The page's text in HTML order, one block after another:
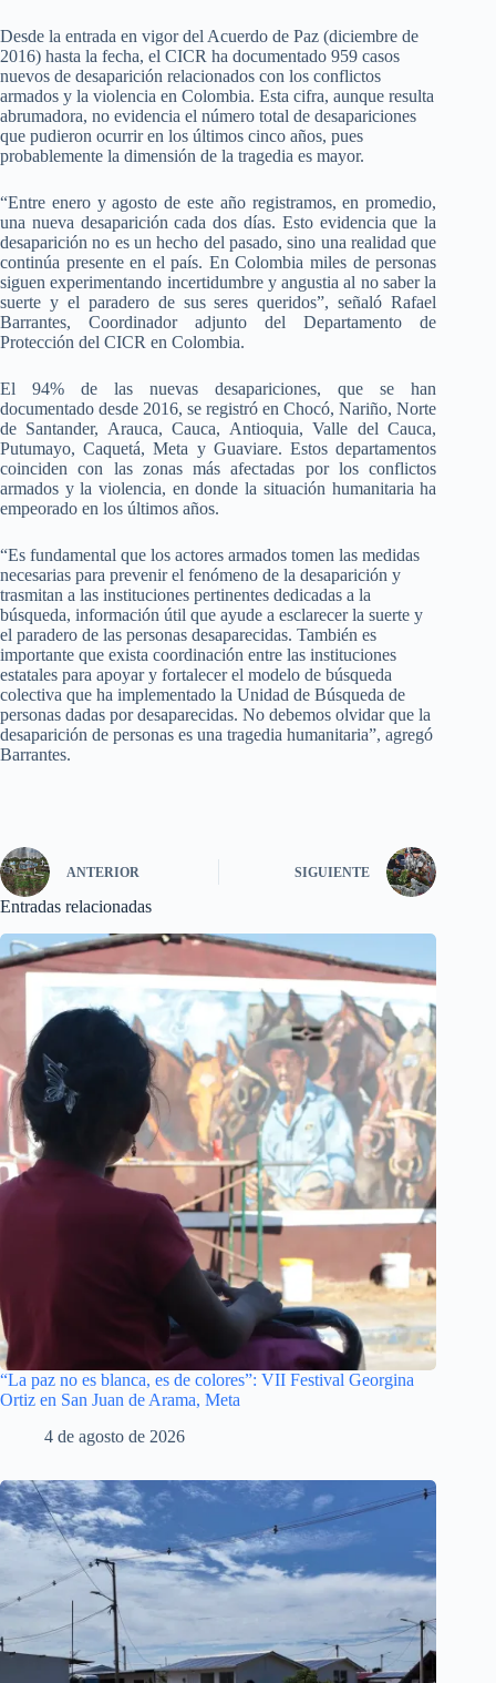
Desde la entrada en vigor del Acuerdo de Paz (diciembre de
2016) hasta la fecha, el CICR ha documentado 959 casos
nuevos de desaparición relacionados con los conflictos
armados y la violencia en Colombia. Esta cifra, aunque resulta
abrumadora, no evidencia el número total de desapariciones
que pudieron ocurrir en los últimos cinco años, pues
probablemente la dimensión de la tragedia es mayor.
“Entre enero y agosto de este año registramos, en promedio,
una nueva desaparición cada dos días. Esto evidencia que la
desaparición no es un hecho del pasado, sino una realidad que
continúa presente en el país. En Colombia miles de personas
siguen experimentando incertidumbre y angustia al no saber la
suerte y el paradero de sus seres queridos”, señaló Rafael
Barrantes, Coordinador adjunto del Departamento de
Protección del CICR en Colombia.
El 94% de las nuevas desapariciones, que se han
documentado desde 2016, se registró en Chocó, Nariño, Norte
de Santander, Arauca, Cauca, Antioquia, Valle del Cauca,
Putumayo, Caquetá, Meta y Guaviare. Estos departamentos
coinciden con las zonas más afectadas por los conflictos
armados y la violencia, en donde la situación humanitaria ha
empeorado en los últimos años.
“Es fundamental que los actores armados tomen las medidas
necesarias para prevenir el fenómeno de la desaparición y
trasmitan a las instituciones pertinentes dedicadas a la
búsqueda, información útil que ayude a esclarecer la suerte y
el paradero de las personas desaparecidas. También es
importante que exista coordinación entre las instituciones
estatales para apoyar y fortalecer el modelo de búsqueda
colectiva que ha implementado la Unidad de Búsqueda de
personas dadas por desaparecidas. No debemos olvidar que la
desaparición de personas es una tragedia humanitaria”, agregó
Barrantes.
ANTERIOR SIGUIENTE
Entradas relacionadas
“La paz no es blanca, es de colores”: VII Festival Georgina
Ortiz en San Juan de Arama, Meta
4 de agosto de 2026